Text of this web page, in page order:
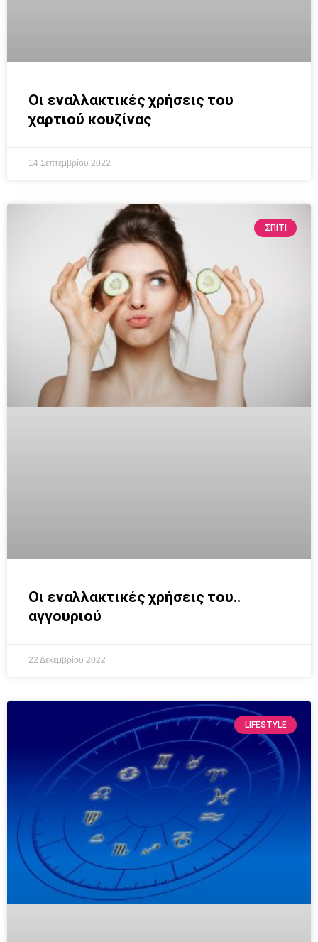
Οι εναλλακτικές χρήσεις του
χαρτιού κουζίνας
14 Σεπτεμβρίου 2022
ΣΠΙΤΙ
Οι εναλλακτικές χρήσεις του..
αγγουριού
22 Δεκεμβρίου 2022
LIFESTYLE